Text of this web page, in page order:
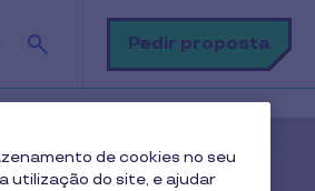
Pesquisa
Pedir proposta
de cookies no seu
utilização do site, e ajudar